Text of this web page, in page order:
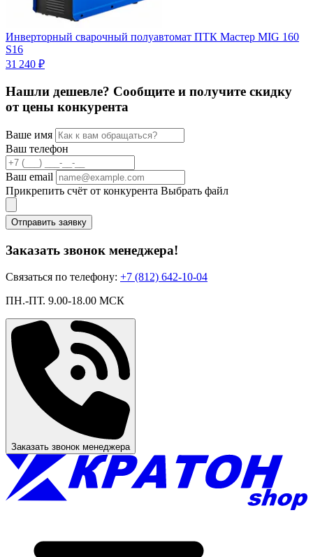
Инверторный сварочный полуавтомат ПТК Мастер MIG 160
S16
31 240 ₽
Нашли дешевле? Сообщите и получите скидку
от цены конкурента
Ваше имя
Ваш телефон
Ваш email
Прикрепить счёт от конкурента Выбрать файл
Отправить заявку
Заказать звонок менеджера!
Связаться по телефону: +7 (812) 642-10-04
ПН.-ПТ. 9.00-18.00 МСК
Заказать звонок менеджера